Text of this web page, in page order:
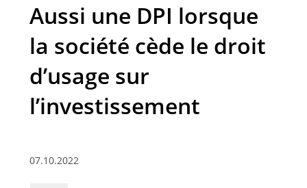
Aussi une DPI lorsque
la société cède le droit
d’usage sur
l’investissement
07.10.2022